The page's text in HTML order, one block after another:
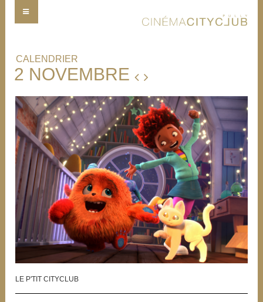
2 NOVEMBRE
LE P'TIT CITYCLUB
CALENDRIER